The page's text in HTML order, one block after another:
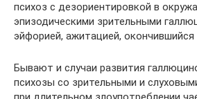
психоз с дезориентировкой в
эпизодическими зрительными
эйфорией, ажитацией,
Бывают и случаи развития
психозы со зрительными и